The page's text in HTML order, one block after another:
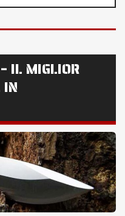
IL MIGLIOR
IN